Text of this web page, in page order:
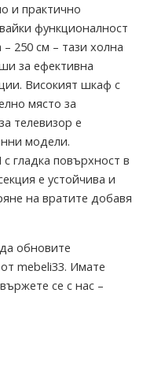
и практично
функционалност
250 см – тази холна
за ефективна
Високият шкаф с
място за
телевизор е
модели.
гладка повърхност в
е устойчива и
на вратите добавя
обновите
mebeli33. Имате
се с нас –